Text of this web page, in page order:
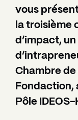
vous
la troisième
d’impact,
Chambre
Fondaction,
Pôle